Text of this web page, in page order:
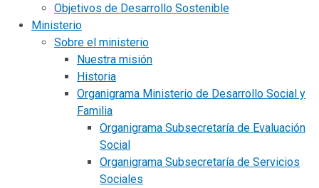
Objetivos de Desarrollo Sostenible
Ministerio
Sobre el ministerio
Nuestra misión
Historia
Organigrama Ministerio de Desarrollo Social y
Familia
Organigrama Subsecretaría de Evaluación
Social
Organigrama Subsecretaría de Servicios
Sociales